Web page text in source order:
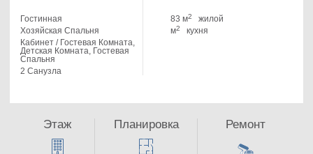
Гостинная
Хозяйская Спальня
Кабинет / Гостевая Комната,
Детская Комната, Гостевая
Спальня
2 Санузла
83 м2
жилой
м2 кухня
Этаж Планировка Ремонт